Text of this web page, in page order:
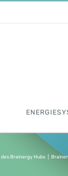
Brainergy Hubs